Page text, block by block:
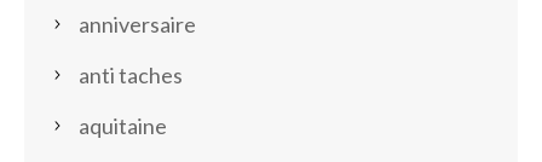
anniversaire
anti taches
aquitaine